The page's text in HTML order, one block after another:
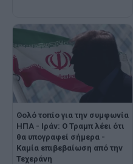
Θολό τοπίο για την συμφωνία
ΗΠΑ - Ιράν: Ο Τραμπ λέει ότι
θα υπογραφεί σήμερα -
Καμία επιβεβαίωση από την
Τεχεράνη